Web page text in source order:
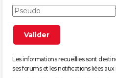
Les informations recueillies sont
ses forums et les notifications liées